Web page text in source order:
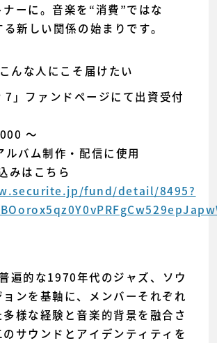
ーに。音楽を“消費”ではな
新しい関係の始まりです。
んな人にこそ届けたい
7」ファンドページにて出資受付
〜
ルバム制作・配信に使用
みはこちら
fund/detail/8495?
遍的な1970年代のジャズ、ソウ
ンを基軸に、メンバーそれぞれ
様な経験と音楽的背景を融合さ
サウンドとアイデンティティを